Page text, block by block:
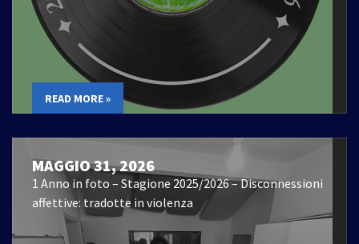
READ MORE »
MAGGIO 31, 2026
1 Anno in foto – Stagione 2025/2026 – Disconnessioni
affettive: tradotte in violenza